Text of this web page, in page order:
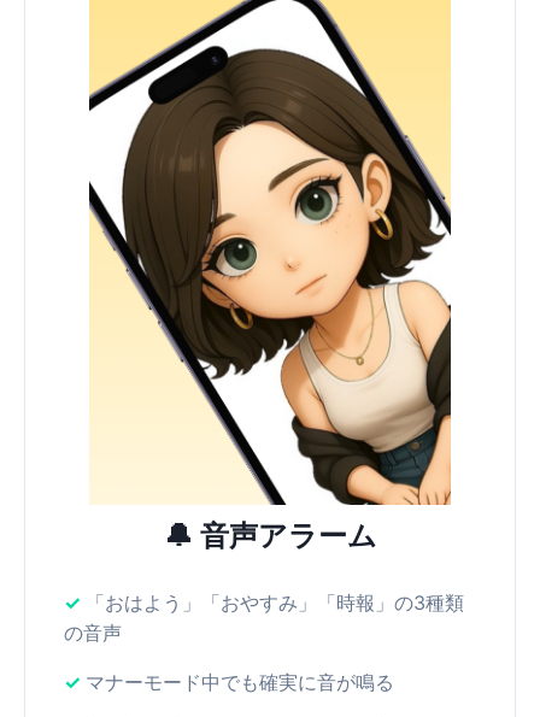
🔔 音声アラーム
「おはよう」「おやすみ」「時報」の3種類
の音声
マナーモード中でも確実に音が鳴る